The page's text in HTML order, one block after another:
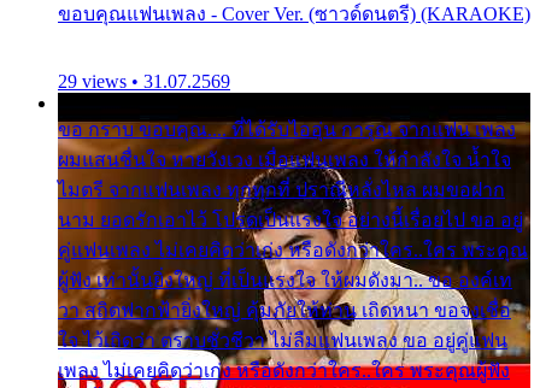
ขอบคุณแฟนเพลง - Cover Ver. (ซาวด์ดนตรี) (KARAOKE)
29 views • 31.07.2569
ขอ กราบ ขอบคุณ.... ที่ได้รับไออุ่น การุณ จากแฟน เพลง
ผมแสนชื่นใจ หายวังเวง เมื่อแฟนเพลง ให้กำลังใจ น้ำใจ
ไมตรี จากแฟนเพลง ทุกทุกที่ ปราณีหลั่งไหล ผมขอฝาก
นาม ยอดรักเอาไว้ โปรดเป็นแรงใจ อย่างนี้เรื่อยไป ขอ อยู่
คู่แฟนเพลง ไม่เคยคิดว่าเก่ง หรือดังกว่าใคร..ใคร พระคุณ
ผู้ฟัง เท่านั้นยิ่งใหญ่ ที่เป็นแรงใจ ให้ผมดังมา.. ขอ องค์เท
วา สถิตฟากฟ้ายิ่งใหญ่ คุ้มภัยให้ท่าน เถิดหนา ขอจงเชื่อ
ใจ ไว้เถิดว่า ตราบชั่วชีวา ไม่ลืมแฟนเพลง ขอ อยู่คู่แฟน
เพลง ไม่เคยคิดว่าเก่ง หรือดังกว่าใคร..ใคร พระคุณผู้ฟัง